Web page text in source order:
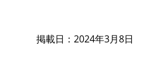
掲載日 2024年3月8日